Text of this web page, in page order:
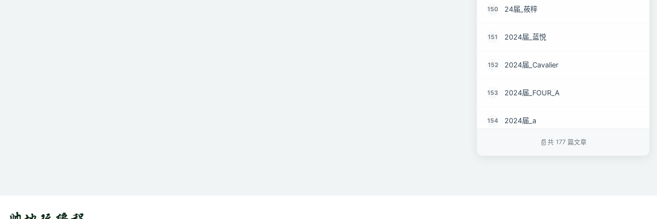
150 24届_莜梓
151 2024届_蓝悦
152 2024届_Cavalier
153 2024届_FOUR_A
154 2024届_a
共 177 篇文章